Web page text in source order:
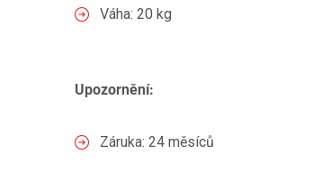
Váha: 20 kg
Upozornění:
Záruka: 24 měsíců